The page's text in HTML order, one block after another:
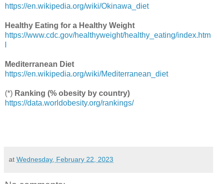
https://en.wikipedia.org/wiki/Okinawa_diet
Healthy Eating for a Healthy Weight
https://www.cdc.gov/healthyweight/healthy_eating/index.htm
Mediterranean Diet
https://en.wikipedia.org/wiki/Mediterranean_diet
(*) Ranking (% obesity by country)
https://data.worldobesity.org/rankings/
at Wednesday, February 22, 2023